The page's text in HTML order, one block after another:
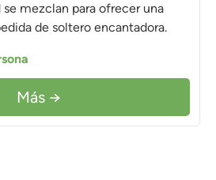
se mezclan para ofrecer una
de soltero encantadora.
Más →